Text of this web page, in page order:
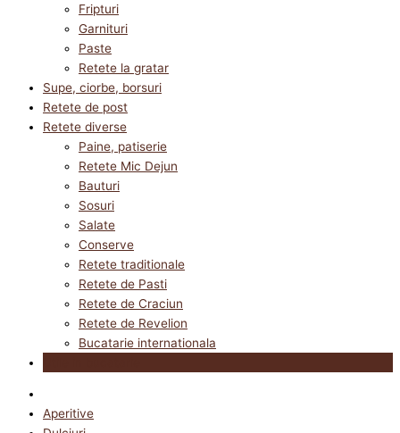
Fripturi
Garnituri
Paste
Retete la gratar
Supe, ciorbe, borsuri
Retete de post
Retete diverse
Paine, patiserie
Retete Mic Dejun
Bauturi
Sosuri
Salate
Conserve
Retete traditionale
Retete de Pasti
Retete de Craciun
Retete de Revelion
Bucatarie internationala
Aperitive